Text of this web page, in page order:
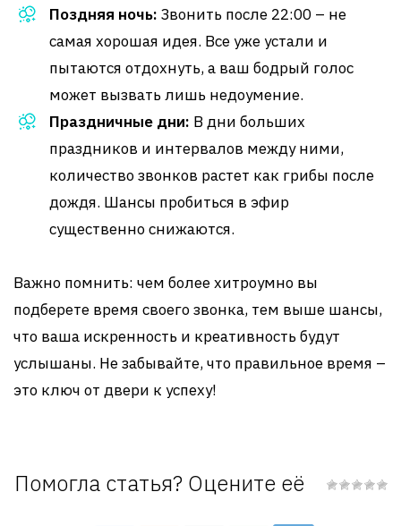
Поздняя ночь: Звонить после 22:00 – не
самая хорошая идея. Все уже устали и
пытаются отдохнуть, а ваш бодрый голос
может вызвать лишь недоумение.
Праздничные дни: В дни больших
праздников и интервалов между ними,
количество звонков растет как грибы после
дождя. Шансы пробиться в эфир
существенно снижаются.
Важно помнить: чем более хитроумно вы
подберете время своего звонка, тем выше шансы,
что ваша искренность и креативность будут
услышаны. Не забывайте, что правильное время –
это ключ от двери к успеху!
Помогла статья? Оцените её